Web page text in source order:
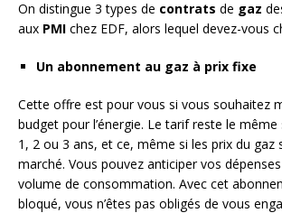
On distingue 3 types de contrats de gaz
aux PMI chez EDF, alors lequel devez-vous
Un abonnement au gaz à prix fixe
Cette offre est pour vous si vous souhaitez
budget pour l’énergie. Le tarif reste le
1, 2 ou 3 ans, et ce, même si les prix du gaz
marché. Vous pouvez anticiper vos
volume de consommation. Avec cet
bloqué, vous n’êtes pas obligés de vous